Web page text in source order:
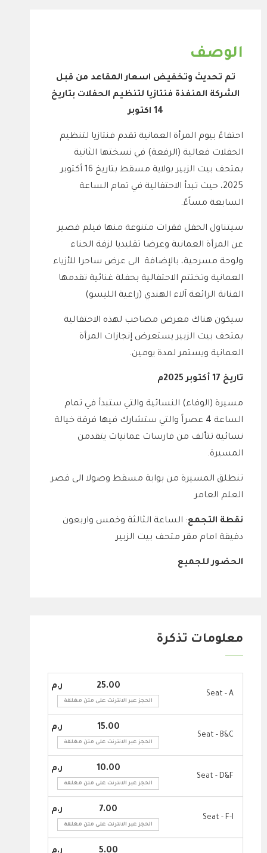
الوصف
تم تحديث وتخفيض اسعار المقاعد من قبل
الشركة المنفذة فنتازيا لتنظيم الحفلات بتاريخ
14 اكتوبر
احتفاءً بيوم المرأة العمانية تقدم فنتازيا لتنظيم
الحفلات فعالية (الرفعة) في نسختها الثانية
بمتحف بيت الزبير بولاية مسقط بتاريخ 16 أكتوبر
2025،
حيث تبدأ الاحتفالية في تمام الساعة
السابعة مساًءً.
سيتناول الحفل فقرات متنوعة منها فيلم قصير
عن المرأة العمانية وعرضا تقليديا لزفة الحناء
ولوحة مسرحية، بالإضافة الى عرض ساحرا للأزياء
العمانية وتختتم الاحتفالية بحفلة غنائية تقدمها
الفنانة الرائعة آلاء الهندي (راعية الليسو)
سيكون هناك معرض مصاحب لهذه الاحتفالية
بمتحف بيت الزبير يستعرض إنجازات المرأة
العمانية ويستمر لمدة يومين.
تاريخ 17 أكتوبر 2025م
مسيرة (الوفاء) النسائية والتي ستبدأ في تمام
الساعة 4 عصراً والتي ستشارك فيها فرقة خيالة
نسائية تتألف من فارسات عمانيات يتقدمن
المسيرة.
تنطلق المسيرة من بوابة مسقط وصولا الى قصر
العلم العامر
نقطة التجمع: الساعة الثالثة وخمس واربعون
دقيقة امام مقر متحف بيت الزبير
الحضور للجميع
معلومات تذكرة
Seat - A
25.00
الحجز عبر الانترنت على متن مغلقة
Seat - B&C
15.00
الحجز عبر الانترنت على متن مغلقة
Seat - D&F
10.00
الحجز عبر الانترنت على متن مغلقة
Seat - F-I
7.00
الحجز عبر الانترنت على متن مغلقة